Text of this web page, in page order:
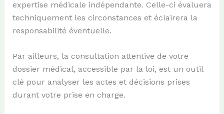
expertise médicale indépendante. Celle-ci évaluera
techniquement les circonstances et éclairera la
responsabilité éventuelle.
Par ailleurs, la consultation attentive de votre
dossier médical, accessible par la loi, est un outil
clé pour analyser les actes et décisions prises
durant votre prise en charge.